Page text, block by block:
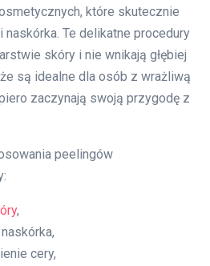
które skutecznie
Te delikatne procedury
skóry i nie wnikają głębiej
są idealne dla osób z wrażliwą
zaczynają swoją przygodę z
peelingów
,
cery,